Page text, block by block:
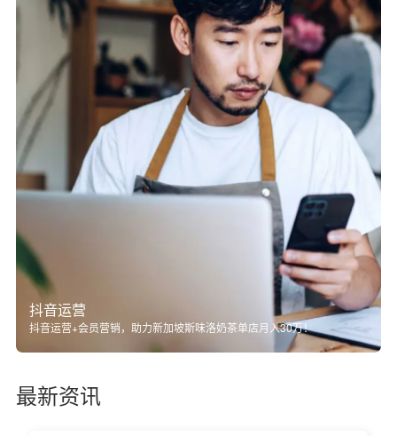
抖音运营
抖音运营+会员营销，助力新加坡斯味洛奶茶单店月入30万！
最新资讯